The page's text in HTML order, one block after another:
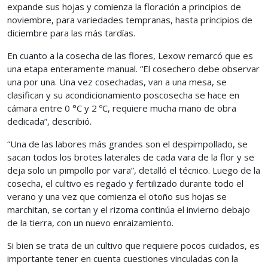
expande sus hojas y comienza la floración a principios de
noviembre, para variedades tempranas, hasta principios de
diciembre para las más tardías.
En cuanto a la cosecha de las flores, Lexow remarcó que es
una etapa enteramente manual. “El cosechero debe observar
una por una. Una vez cosechadas, van a una mesa, se
clasifican y su acondicionamiento poscosecha se hace en
cámara entre 0 °C y 2 ºC, requiere mucha mano de obra
dedicada”, describió.
“Una de las labores más grandes son el despimpollado, se
sacan todos los brotes laterales de cada vara de la flor y se
deja solo un pimpollo por vara”, detalló el técnico. Luego de la
cosecha, el cultivo es regado y fertilizado durante todo el
verano y una vez que comienza el otoño sus hojas se
marchitan, se cortan y el rizoma continúa el invierno debajo
de la tierra, con un nuevo enraizamiento.
Si bien se trata de un cultivo que requiere pocos cuidados, es
importante tener en cuenta cuestiones vinculadas con la